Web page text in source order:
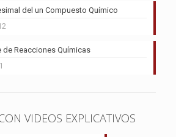
del un Compuesto Químico
Reacciones Químicas
VIDEOS EXPLICATIVOS